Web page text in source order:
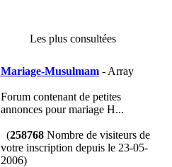
Les plus consultées
Mariage-Musulmam- Array
Forum contenant de petites
annonces pour mariage H...
(258768Nombre de visiteurs de
votre inscription depuis le 23-05-
2006)